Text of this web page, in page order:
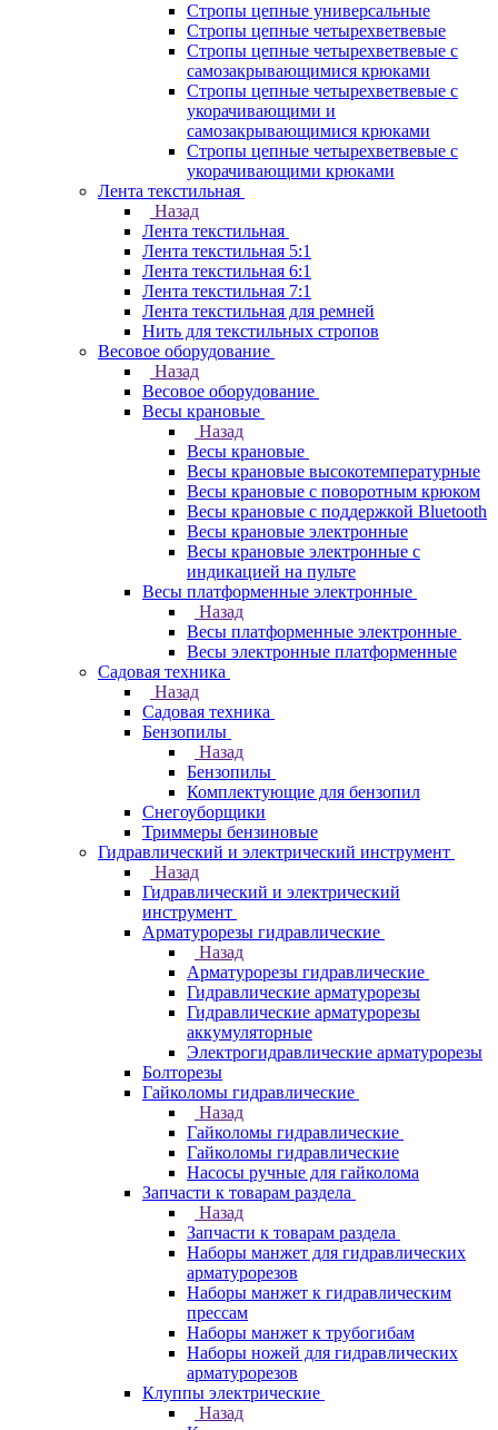
Стропы цепные универсальные
Стропы цепные четырехветвевые
Стропы цепные четырехветвевые с
самозакрывающимися крюками
Стропы цепные четырехветвевые с
укорачивающими и
самозакрывающимися крюками
Стропы цепные четырехветвевые с
укорачивающими крюками
Лента текстильная
Назад
Лента текстильная
Лента текстильная 5:1
Лента текстильная 6:1
Лента текстильная 7:1
Лента текстильная для ремней
Нить для текстильных стропов
Весовое оборудование
Назад
Весовое оборудование
Весы крановые
Назад
Весы крановые
Весы крановые высокотемпературные
Весы крановые с поворотным крюком
Весы крановые с поддержкой Bluetooth
Весы крановые электронные
Весы крановые электронные с
индикацией на пульте
Весы платформенные электронные
Назад
Весы платформенные электронные
Весы электронные платформенные
Садовая техника
Назад
Садовая техника
Бензопилы
Назад
Бензопилы
Комплектующие для бензопил
Снегоуборщики
Триммеры бензиновые
Гидравлический и электрический инструмент
Назад
Гидравлический и электрический
инструмент
Арматурорезы гидравлические
Назад
Арматурорезы гидравлические
Гидравлические арматурорезы
Гидравлические арматурорезы
аккумуляторные
Электрогидравлические арматурорезы
Болторезы
Гайколомы гидравлические
Назад
Гайколомы гидравлические
Гайколомы гидравлические
Насосы ручные для гайколома
Запчасти к товарам раздела
Назад
Запчасти к товарам раздела
Наборы манжет для гидравлических
арматурорезов
Наборы манжет к гидравлическим
прессам
Наборы манжет к трубогибам
Наборы ножей для гидравлических
арматурорезов
Клуппы электрические
Назад